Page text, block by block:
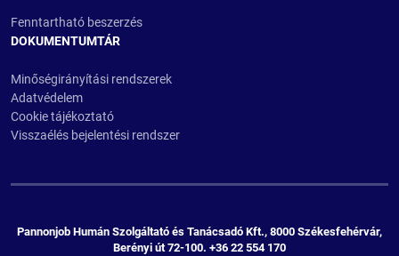
Fenntartható beszerzés
DOKUMENTUMTÁR
Minőségirányítási rendszerek
Adatvédelem
Cookie tájékoztató
Visszaélés bejelentési rendszer
Pannonjob Humán Szolgáltató és Tanácsadó Kft., 8000 Székesfehérvár,
Berényi út 72-100. +36 22 554 170